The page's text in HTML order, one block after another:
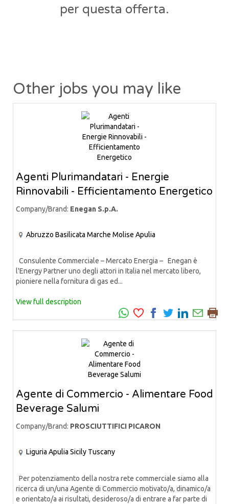
per questa offerta.
Other jobs you may like
Agenti Plurimandatari - Energie
Rinnovabili - Efficientamento Energetico
Company/Brand: Enegan S.p.A.
Abruzzo Basilicata Marche Molise Apulia
Consulente Commerciale – Mercato Energia – Enegan è
l'Energy Partner uno degli attori in Italia nel mercato libero,
pioniere nella fornitura di gas ed...
View full description
Agente di Commercio - Alimentare Food
Beverage Salumi
Company/Brand: PROSCIUTTIFICI PICARON
Liguria Apulia Sicily Tuscany
Per potenziamento della nostra rete commerciale siamo alla
ricerca di un/una Agente di Commercio motivato/a, dinamico/a
e orientato/a ai risultati, desideroso/a di entrare a far parte di